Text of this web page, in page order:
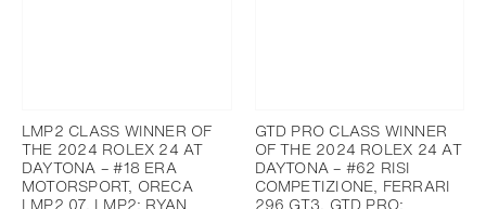
LMP2 CLASS WINNER OF
THE 2024 ROLEX 24 AT
DAYTONA – #18 ERA
MOTORSPORT, ORECA
LMP2 07, LMP2; RYAN
GTD PRO CLASS WINNER
OF THE 2024 ROLEX 24 AT
DAYTONA – #62 RISI
COMPETIZIONE, FERRARI
296 GT3, GTD PRO;